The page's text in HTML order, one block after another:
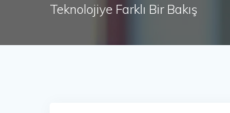
Teknolojiye Farklı Bir Bakış